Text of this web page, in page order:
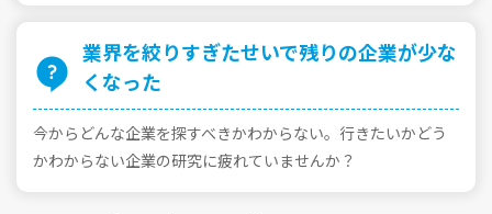
業界を絞りすぎたせいで残りの企業が少な
くなった
今からどんな企業を探すべきかわからない。⾏きたいかどう
かわからない企業の研究に疲れていませんか？